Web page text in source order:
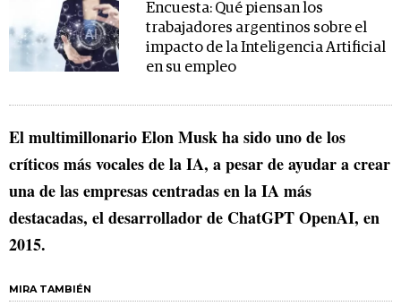
Encuesta: Qué piensan los
trabajadores argentinos sobre el
impacto de la Inteligencia Artificial
en su empleo
El multimillonario Elon Musk ha sido uno de los
críticos más vocales de la IA, a pesar de ayudar a crear
una de las empresas centradas en la IA más
destacadas, el desarrollador de ChatGPT OpenAI, en
2015.
MIRA TAMBIÉN